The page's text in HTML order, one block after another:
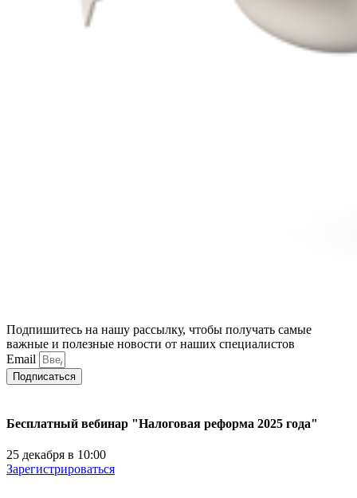
Подпишитесь на нашу рассылку, чтобы получать самые
важные и полезные новости от наших специалистов
Email
Подписаться
Бесплатный вебинар "Налоговая реформа 2025 года"
25 декабря в 10:00
Зарегистрироваться